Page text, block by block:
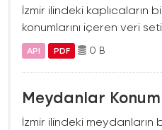
İzmir ilindeki kaplıcaların
konumlarını içeren veri seti
API PDF 0 B
Meydanlar
İzmir ilindeki